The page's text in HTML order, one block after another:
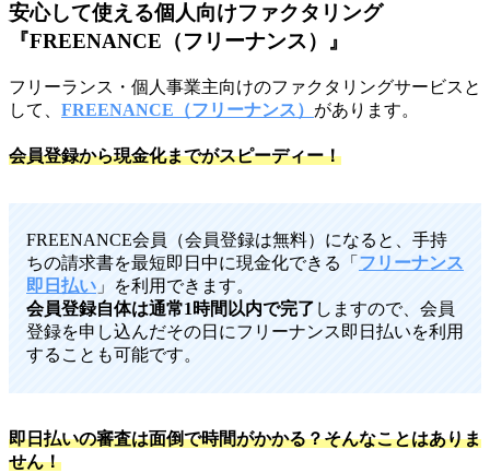
安心して使える個人向けファクタリング
『FREENANCE（フリーナンス）』
フリーランス・個人事業主向けのファクタリングサービスと
して、 FREENANCE（フリーナンス） があります。
会員登録から現金化までがスピーディー！
FREENANCE会員（会員登録は無料）になると、手持
ちの請求書を最短即日中に現金化できる「 フリーナンス
即日払い 」を利用できます。
会員登録自体は通常1時間以内で完了 しますので、会員
登録を申し込んだその日にフリーナンス即日払いを利用
することも可能です。
即日払いの審査は面倒で時間がかかる？そんなことはありま
せん！